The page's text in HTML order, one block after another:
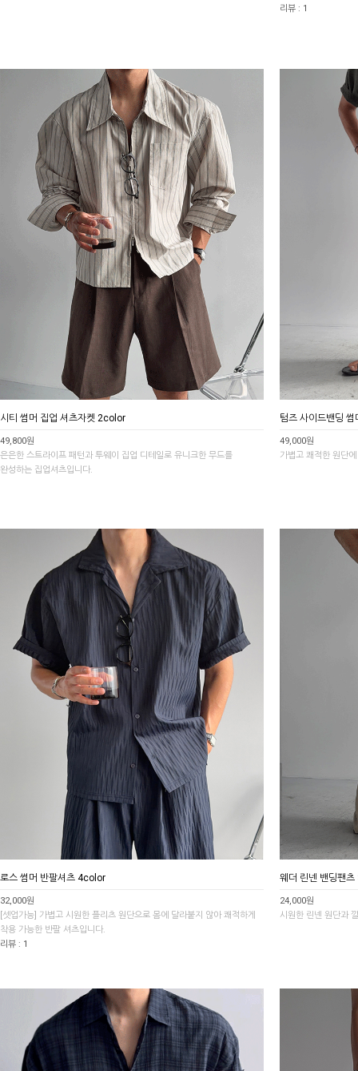
리뷰 : 1
시티 썸머 집업 셔츠자켓 2color
49,800원
은은한 스트라이프 패턴과 투웨이 집업 디테일로 유니크한 무드를
완성하는 집업셔츠입니다.
텀즈 사이드밴딩
49,000원
가볍고 쾌적한 원단
로스 썸머 반팔셔츠 4color
32,000원
[셋업가능] 가볍고 시원한 플리츠 원단으로 몸에 달라붙지 않아 쾌적하게
착용 가능한 반팔 셔츠입니다.
리뷰 : 1
웨더 린넨 밴딩팬
24,000원
시원한 린넨 원단과